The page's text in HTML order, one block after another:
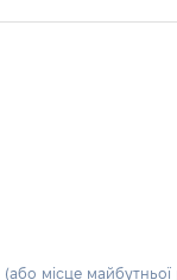
(або місце